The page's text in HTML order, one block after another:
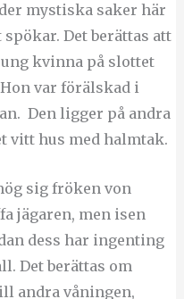
mystiska saker här
Det berättas att
ung kvinna på slottet
var förälskad i
Den ligger på andra
vitt hus med halmtak.
sig fröken von
jägaren, men isen
dess har ingenting
Det berättas om
andra våningen,